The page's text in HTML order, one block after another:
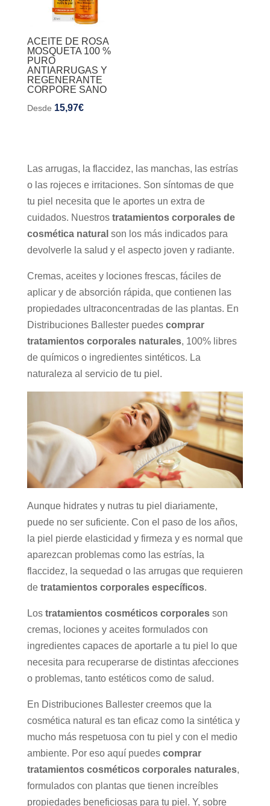
ACEITE DE ROSA
MOSQUETA 100 %
PURO
ANTIARRUGAS Y
REGENERANTE
CORPORE SANO
Desde 15,97€
Las arrugas, la flaccidez, las manchas, las estrías
o las rojeces e irritaciones. Son síntomas de que
tu piel necesita que le aportes un extra de
cuidados. Nuestros tratamientos corporales de
cosmética natural son los más indicados para
devolverle la salud y el aspecto joven y radiante.
Cremas, aceites y lociones frescas, fáciles de
aplicar y de absorción rápida, que contienen las
propiedades ultraconcentradas de las plantas. En
Distribuciones Ballester puedes comprar
tratamientos corporales naturales, 100% libres
de químicos o ingredientes sintéticos. La
naturaleza al servicio de tu piel.
Aunque hidrates y nutras tu piel diariamente,
puede no ser suficiente. Con el paso de los años,
la piel pierde elasticidad y firmeza y es normal que
aparezcan problemas como las estrías, la
flaccidez, la sequedad o las arrugas que requieren
de tratamientos corporales específicos.
Los tratamientos cosméticos corporalesson
cremas, lociones y aceites formulados con
ingredientes capaces de aportarle a tu piel lo que
necesita para recuperarse de distintas afecciones
o problemas, tanto estéticos como de salud.
En Distribuciones Ballester creemos que la
cosmética natural es tan eficaz como la sintética y
mucho más respetuosa con tu piel y con el medio
ambiente. Por eso aquí puedes comprar
tratamientos cosméticos corporales naturales,
formulados con plantas que tienen increíbles
propiedades beneficiosas para tu piel. Y, sobre